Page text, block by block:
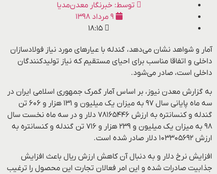
توسط: خبرنگار معدن‌مدیا
۹ مرداد ۱۳۹۸
۱۸:۱۵
آمار و شواهد نشان می‌دهد، گندله با عیارهای مورد‌ نیاز فولادسازان
داخلی و اتفاقا مناسب برای احیای مستقیم که نیاز تولیدکنندگان
داخلی است، صادر می‌شود.
به گزارش معدن نیوز، بر اساس آمار گمرک جمهوری اسلامی ایران در
سه ماه پایانی سال ۹۷ به میزان یک میلیون و ۱۳۱ هزار و ۶۰۶ تن
گندله و کنسانتره به ارزش ۷۸۱۶۵۴۴۶ دلار و در سه ماه نخست سال
۹۸ به میزان یک میلیون و ۲۳۹ هزار و ۷۱۶ تن گندله و کنسانتره به
ارزش ۱۰۳۳۰۵۶۹۲ دلار صادر شده است.
افزایش نرخ دلار و به دنبال آن کاهش ارزش ریال باعث افزایش
جذابیت صادرات شده و این امر فعالان تجارت این محصول را ترغیب